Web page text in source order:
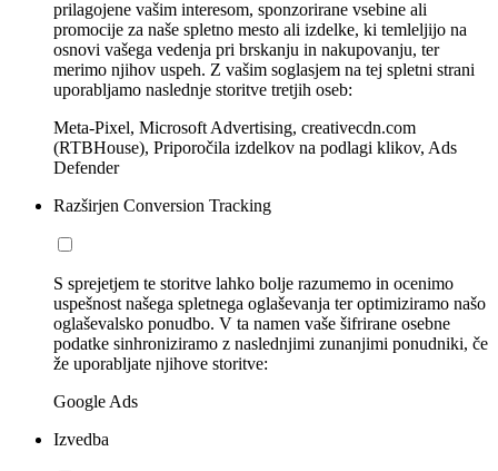
prilagojene vašim interesom, sponzorirane vsebine ali
promocije za naše spletno mesto ali izdelke, ki temleljijo na
osnovi vašega vedenja pri brskanju in nakupovanju, ter
merimo njihov uspeh. Z vašim soglasjem na tej spletni strani
uporabljamo naslednje storitve tretjih oseb:
Meta-Pixel, Microsoft Advertising, creativecdn.com
(RTBHouse), Priporočila izdelkov na podlagi klikov, Ads
Defender
Razširjen Conversion Tracking
S sprejetjem te storitve lahko bolje razumemo in ocenimo
uspešnost našega spletnega oglaševanja ter optimiziramo našo
oglaševalsko ponudbo. V ta namen vaše šifrirane osebne
podatke sinhroniziramo z naslednjimi zunanjimi ponudniki, če
že uporabljate njihove storitve:
Google Ads
Izvedba